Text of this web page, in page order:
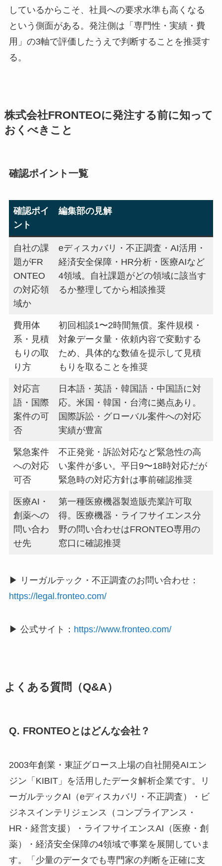
しているからこそ、社員への要求水準も高くなる
という側面がある。発注側は「専門性・実績・費
用」の3軸で評価したうえで判断することを推奨す
る。
株式会社FRONTEOに発注する前に知って
おくべきこと
確認ポイント一覧
確認ポイ
ント
編集部の見解
自社の課
題がFR
ONTEO
の対応領
域か
eディスカバリ・不正調査・AI活用・
経済安全保障・HR分析・医療AIなど
4領域。自社課題がどの領域に該当す
るか整理してから相談推奨
費用体
系・見積
もりの取
り方
初回相談1〜2時間無償。案件規模・
対象データ量・依頼内容で変動する
ため、具体的な数値を提示して見積
もりを取ることを推奨
対応言
語・国際
案件の可
否
日本語・英語・韓国語・中国語に対
応。米国・韓国・台湾に拠点あり。
国際訴訟・グローバル案件への対応
実績が豊富
緊急案件
への対応
可否
不正発覚・訴訟対応など緊急性の高
い案件が多い。平日9〜18時対応だが
緊急時の対応方針は事前確認推奨
医療AI・
創薬への
問い合わ
せ先
第一種医療機器製造販売業許可取
得。医療機器・ライフサイエンス分
野の問い合わせはFRONTEO専用の
窓口に確認推奨
▶ リーガルテック・不正調査のお問い合わせ：
https://legal.fronteo.com/
▶ 公式サイト： https://www.fronteo.com/
よくある質問（Q&A）
Q. FRONTEOとはどんな会社？
2003年創業・東証グロース上場の自社開発AIエン
ジン「KIBIT」を活用したデータ解析企業です。リ
ーガルテックAI（eディスカバリ・不正調査）・ビ
ジネスインテリジェンス（コンプライアンス・
HR・経営支援）・ライフサイエンスAI（医療・創
薬）・経済安全保障の4領域で事業を展開していま
す。「少量のデータでも専門家の判断を正確に支